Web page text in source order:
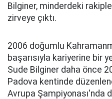
Bilginer, minderdeki
zirveye çıktı.
2006 doğumlu
başarısıyla kariyerine bir
Sude Bilginer daha önce
Padova kentinde
Avrupa Şampiyonası'nda